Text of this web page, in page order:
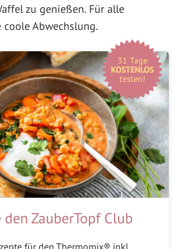
zu genießen. Für alle
Abwechslung.
31 Tage
KOSTENLOS
testen!
den ZauberTopf Club